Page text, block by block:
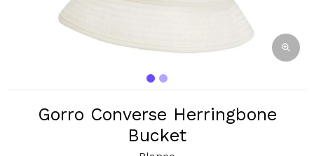
Gorro Converse Herringbone
Bucket